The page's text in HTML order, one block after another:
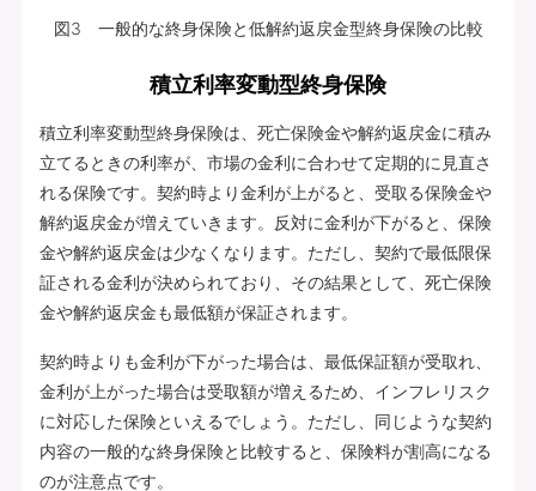
図3 一般的な終身保険と低解約返戻金型終身保険の比較
積立利率変動型終身保険
積立利率変動型終身保険は、死亡保険金や解約返戻金に積み
立てるときの利率が、市場の金利に合わせて定期的に見直さ
れる保険です。契約時より金利が上がると、受取る保険金や
解約返戻金が増えていきます。反対に金利が下がると、保険
金や解約返戻金は少なくなります。ただし、契約で最低限保
証される金利が決められており、その結果として、死亡保険
金や解約返戻金も最低額が保証されます。
契約時よりも金利が下がった場合は、最低保証額が受取れ、
金利が上がった場合は受取額が増えるため、インフレリスク
に対応した保険といえるでしょう。ただし、同じような契約
内容の一般的な終身保険と比較すると、保険料が割高になる
のが注意点です。